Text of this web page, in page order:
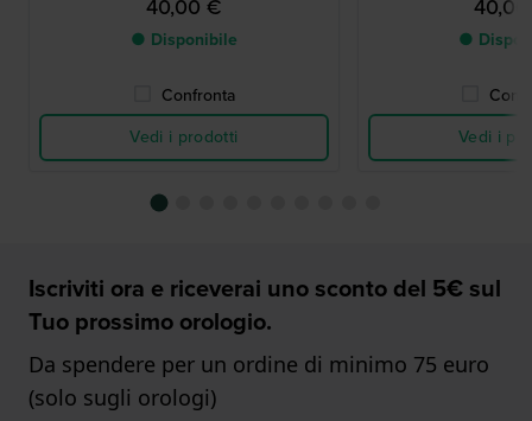
40,00 €
● Disponibile
Confronta
Vedi i prodotti
●
Vedi i
Iscriviti ora e riceverai uno sconto del 5€ sul
Tuo prossimo orologio.
Da spendere per un ordine di minimo 75 euro
(solo sugli orologi)